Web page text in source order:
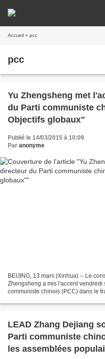
Accueil » pcc
pcc
Yu Zhengsheng met
du Parti communiste chinois et
Objectifs globaux"
Publié le 14/03/2015 à 10:09
Par anonyme
BEIJING, 13 mars (Xinhua) -- Le
Zhengsheng a mis l'accent vendredi
communiste chinois (PCC) dans le
LEAD Zhang Dejiang
Parti communiste
les assemblées